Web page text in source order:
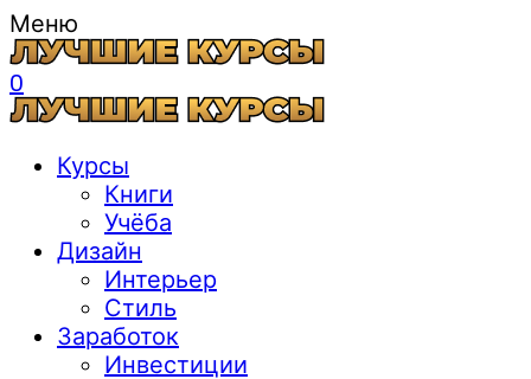
Меню
0
Курсы
Книги
Учёба
Дизайн
Интерьер
Стиль
Заработок
Инвестиции